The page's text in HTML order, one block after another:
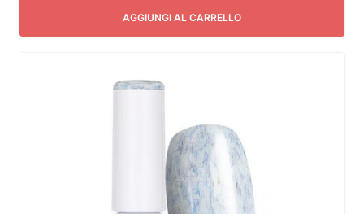
AGGIUNGI AL CARRELLO